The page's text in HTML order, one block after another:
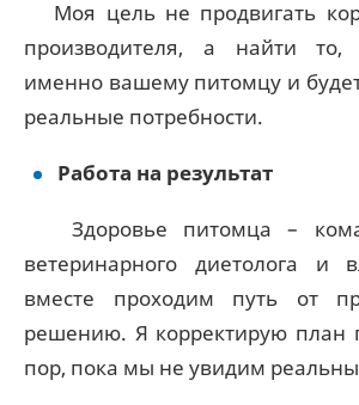
Моя цель не продвигать
производителя, а найти то,
именно вашему питомцу и
реальные потребности.
Работа на результат
Здоровье питомца –
ветеринарного диетолога и
вместе проходим путь от
решению. Я корректирую план
пор, пока мы не увидим